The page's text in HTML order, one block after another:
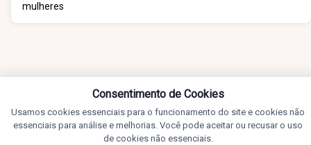
mulheres
Consentimento de Cookies
Usamos cookies essenciais para o funcionamento do site e cookies não
essenciais para análise e melhorias. Você pode aceitar ou recusar o uso
de cookies não essenciais.